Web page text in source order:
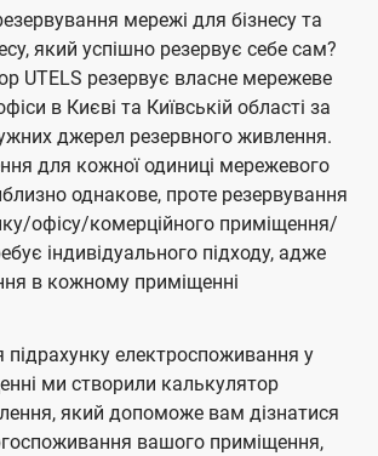
мережі для бізнесу та
який успішно резервує себе сам?
UTELS резервує власне мережеве
в Києві та Київській області за
джерел резервного живлення.
для кожної одиниці мережевого
однакове, проте резервування
офісу/комерційного приміщення/
індивідуального підходу, адже
в кожному приміщенні
електроспоживання у
ми створили калькулятор
який допоможе вам дізнатися
вашого приміщення,